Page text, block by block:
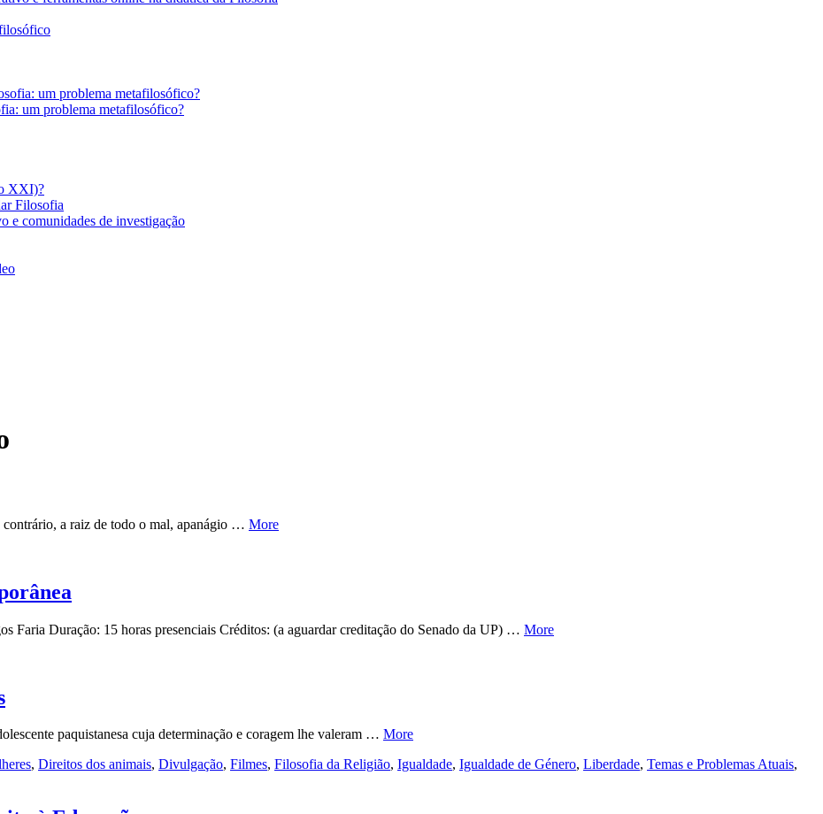
um problema metafilosófico?
um problema metafilosófico?
XXI)?
Filosofia
e comunidades de investigação
a raiz de todo o mal, apanágio … More
Faria Duração: 15 horas presenciais Créditos: (a aguardar creditação do Senado da UP) … More
paquistanesa cuja determinação e coragem lhe valeram … More
, Direitos dos animais, Divulgação, Filmes, Filosofia da Religião, Igualdade, Igualdade de Género, Liberdade, Temas e Problemas Atuais,